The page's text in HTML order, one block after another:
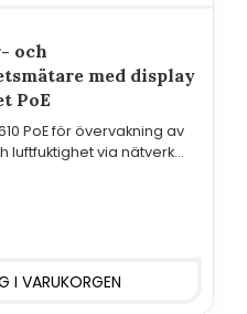
och
med display
PoE
PoE för övervakning av
luftfuktighet via nätverk